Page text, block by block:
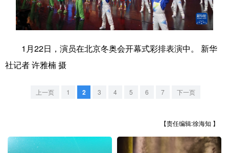
学术中国 乡村振兴 银龄 溯源中国
彩票
一带一路
地方频道
1月22日，演员在北京冬奥会开幕式彩排表演中。 新华
社记者 许雅楠 摄
上一页 1 2 3 4 5 6 7 下一页
【责任编辑:徐海知 】